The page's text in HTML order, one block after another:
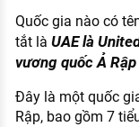
XÂY DỰNG VÀ
NHÂN SỰ
TUYỂN DỤNG
Quốc gia nào có
tắt là UAE là
vương quốc Ả
Đây là một quốc
Rập, bao gồm 7